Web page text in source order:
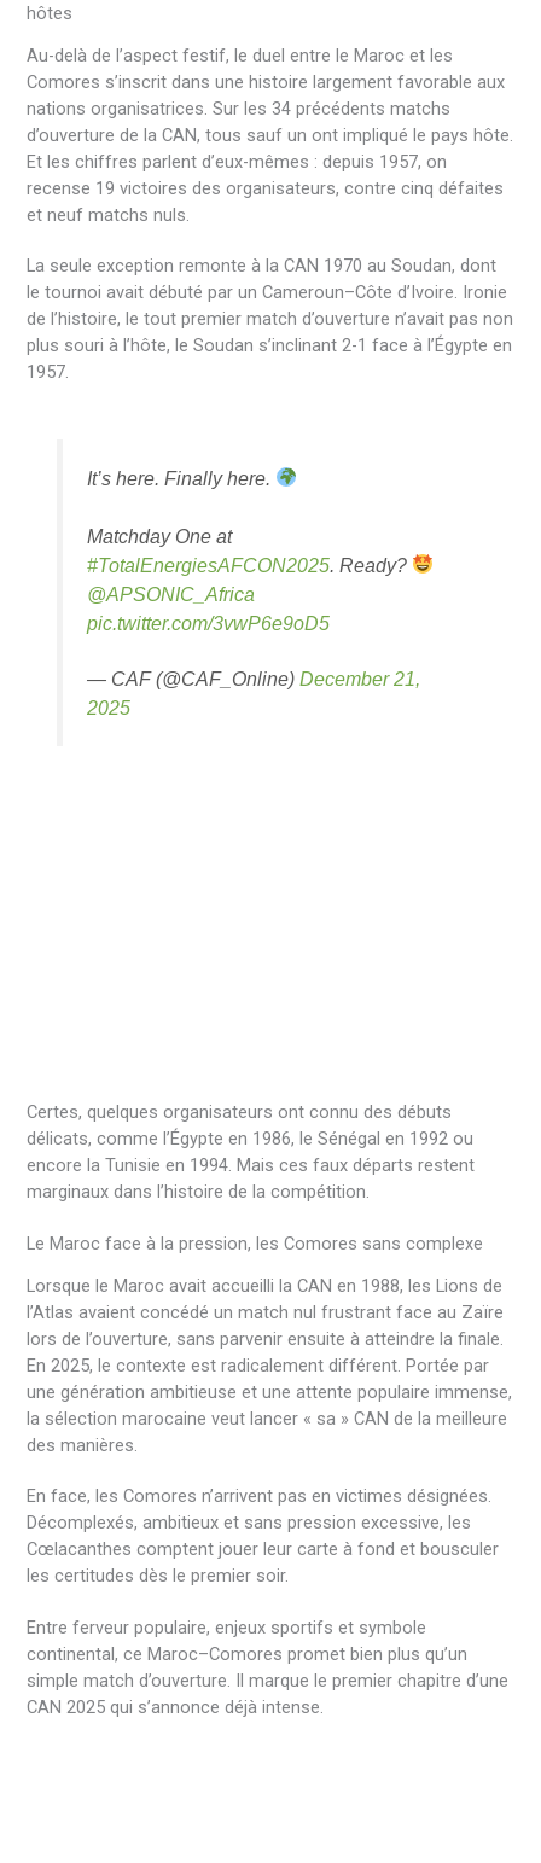
hôtes
Au-delà de l’aspect festif, le duel entre le Maroc et les
Comores s’inscrit dans une histoire largement favorable aux
nations organisatrices. Sur les 34 précédents matchs
d’ouverture de la CAN, tous sauf un ont impliqué le pays hôte.
Et les chiffres parlent d’eux-mêmes : depuis 1957, on
recense 19 victoires des organisateurs, contre cinq défaites
et neuf matchs nuls.
La seule exception remonte à la CAN 1970 au Soudan, dont
le tournoi avait débuté par un Cameroun–Côte d’Ivoire. Ironie
de l’histoire, le tout premier match d’ouverture n’avait pas non
plus souri à l’hôte, le Soudan s’inclinant 2-1 face à l’Égypte en
1957.
It’s here. Finally here.
Matchday One at
#TotalEnergiesAFCON2025. Ready?
@APSONIC_Africa
pic.twitter.com/3vwP6e9oD5
— CAF (@CAF_Online) December 21,
2025
Certes, quelques organisateurs ont connu des débuts
délicats, comme l’Égypte en 1986, le Sénégal en 1992 ou
encore la Tunisie en 1994. Mais ces faux départs restent
marginaux dans l’histoire de la compétition.
Le Maroc face à la pression, les Comores sans complexe
Lorsque le Maroc avait accueilli la CAN en 1988, les Lions de
l’Atlas avaient concédé un match nul frustrant face au Zaïre
lors de l’ouverture, sans parvenir ensuite à atteindre la finale.
En 2025, le contexte est radicalement différent. Portée par
une génération ambitieuse et une attente populaire immense,
la sélection marocaine veut lancer « sa » CAN de la meilleure
des manières.
En face, les Comores n’arrivent pas en victimes désignées.
Décomplexés, ambitieux et sans pression excessive, les
Cœlacanthes comptent jouer leur carte à fond et bousculer
les certitudes dès le premier soir.
Entre ferveur populaire, enjeux sportifs et symbole
continental, ce Maroc–Comores promet bien plus qu’un
simple match d’ouverture. Il marque le premier chapitre d’une
CAN 2025 qui s’annonce déjà intense.